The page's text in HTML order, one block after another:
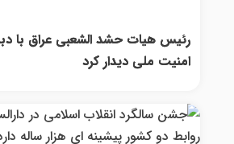
رئیس هیات حشد الشعبی عراق با
امنیت ملی دیدار کرد